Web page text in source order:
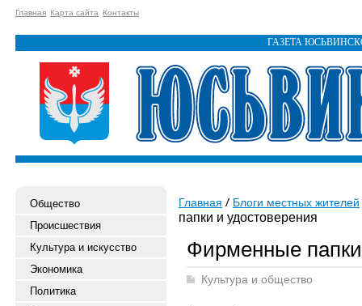
Главная Карта сайта Контакты
ГАЗЕТА
Общество
Происшествия
Культура и искусство
Экономика
Политика
Главная Блоги местных жителей
папки и удостоверения
Фирменные
Культура и общество